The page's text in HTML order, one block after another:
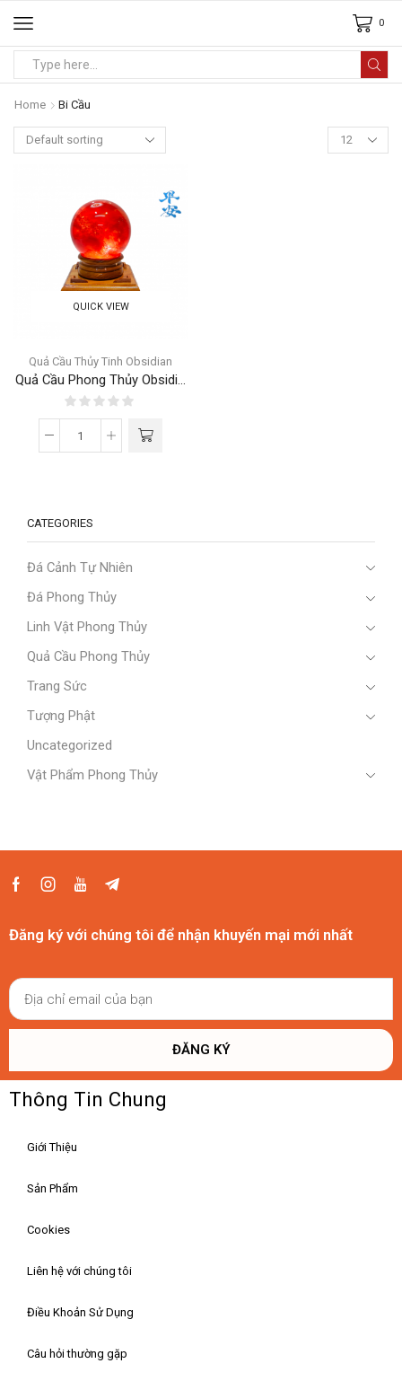
0
Home Bi Cầu
QUICK VIEW
Quả Cầu Thủy Tinh Obsidian
Quả Cầu Phong Thủy Obsidi...
CATEGORIES
Đá Cảnh Tự Nhiên
Đá Phong Thủy
Linh Vật Phong Thủy
Quả Cầu Phong Thủy
Trang Sức
Tượng Phật
Uncategorized
Vật Phẩm Phong Thủy
Đăng ký với chúng tôi để nhận khuyến mại mới nhất
ĐĂNG KÝ
Thông Tin Chung
Giới Thiệu
Sản Phẩm
Cookies
Liên hệ với chúng tôi
Điều Khoản Sử Dụng
Câu hỏi thường gặp